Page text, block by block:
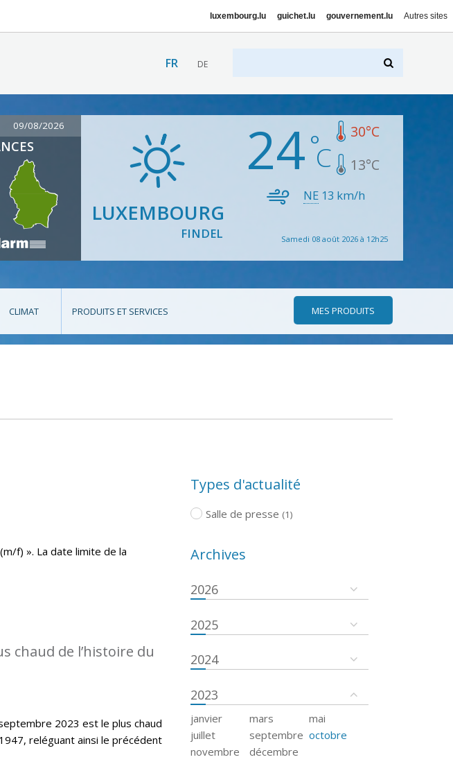
luxembourg.lu guichet.lu gouvernement.lu Autres sites
FR DE
09/08/2026
LUXEMBOURG
FINDEL
24 30°C
13°C
NE 13 km/h
Samedi 08 août 2026 à 12h25
CLIMAT PRODUITS ET SERVICES MES PRODUITS
f) ». La date limite de la
chaud de l’histoire du
2023 est le plus chaud
reléguant ainsi le précédent
Types d'actualité
Salle de presse (1)
Archives
2026
2025
2024
2023
janvier mars
mai
juillet
septembre octobre
novembre
décembre